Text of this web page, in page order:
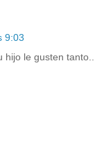
9:03
le gusten tanto..